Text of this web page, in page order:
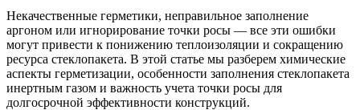
Некачественные герметики, неправильное заполнение
аргоном или игнорирование точки росы — все эти ошибки
могут привести к понижению теплоизоляции и сокращению
ресурса стеклопакета. В этой статье мы разберем химические
аспекты герметизации, особенности заполнения стеклопакета
инертным газом и важность учета точки росы для
долгосрочной эффективности конструкций.